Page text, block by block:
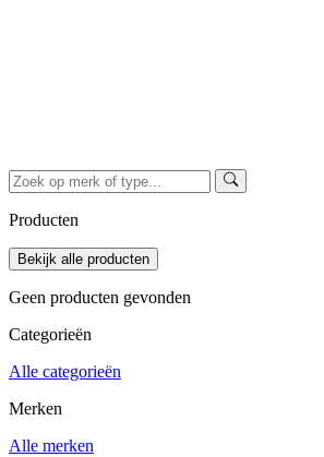
Producten
Geen producten gevonden
Categorieën
Alle categorieën
Merken
Alle merken